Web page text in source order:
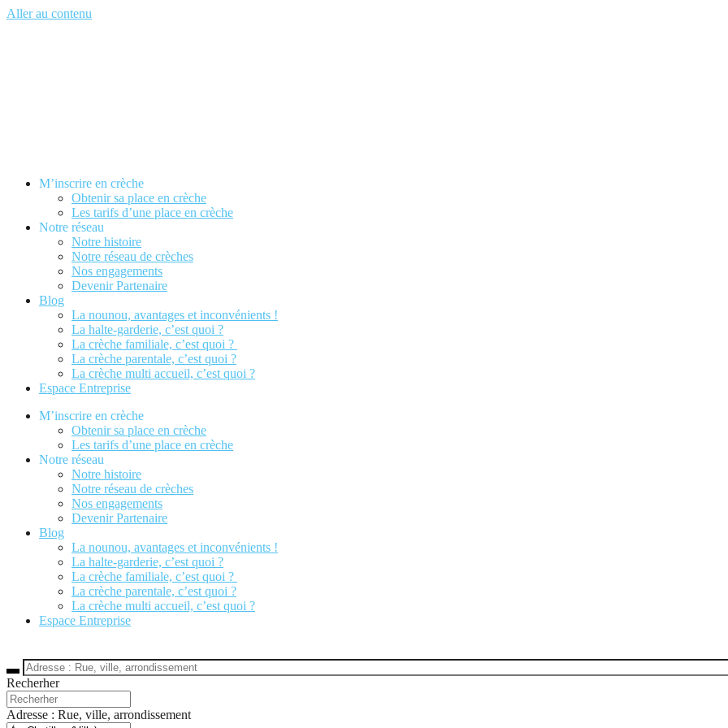
Aller au contenu
M’inscrire en crèche
Obtenir sa place en crèche
Les tarifs d’une place en crèche
Notre réseau
Notre histoire
Notre réseau de crèches
Nos engagements
Devenir Partenaire
Blog
La nounou, avantages et inconvénients !
La halte-garderie, c’est quoi ?
La crèche familiale, c’est quoi ?
La crèche parentale, c’est quoi ?
La crèche multi accueil, c’est quoi ?
Espace Entreprise
M’inscrire en crèche
Obtenir sa place en crèche
Les tarifs d’une place en crèche
Notre réseau
Notre histoire
Notre réseau de crèches
Nos engagements
Devenir Partenaire
Blog
La nounou, avantages et inconvénients !
La halte-garderie, c’est quoi ?
La crèche familiale, c’est quoi ?
La crèche parentale, c’est quoi ?
La crèche multi accueil, c’est quoi ?
Espace Entreprise
Recherher
Adresse : Rue, ville, arrondissement